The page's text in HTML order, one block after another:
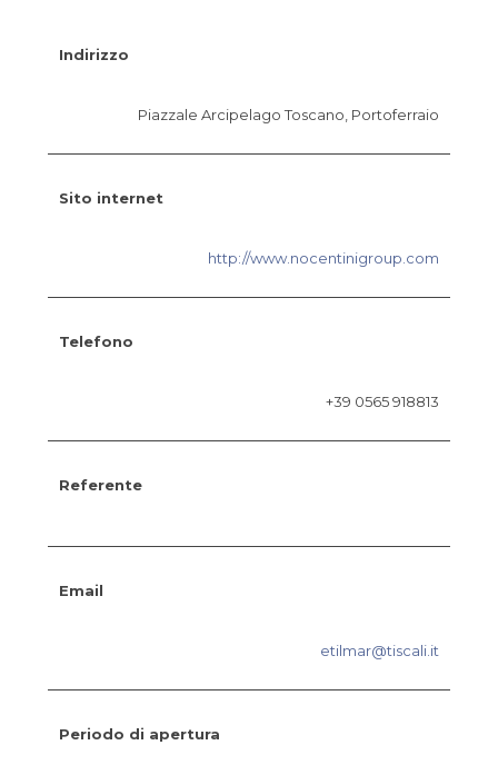
Indirizzo
Piazzale Arcipelago Toscano, Portoferraio
Sito internet
http://www.nocentinigroup.com
Telefono
+39 0565 918813
Referente
Email
etilmar@tiscali.it
Periodo di apertura